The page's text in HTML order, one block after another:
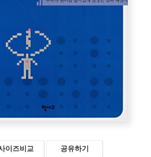
이즈비교 공유하기